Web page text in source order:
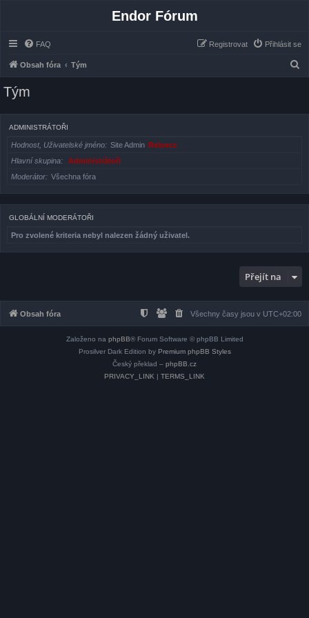
Endor Fórum
FAQ Přihlásit se
Registrovat
Obsah fóra Tým
d
Tým
ADMINISTRÁTOŘI
Hodnost, Uživatelské jméno Site Admin Reloecc
Hlavní skupina
Administrátoři
Moderátor
Všechna fóra
GLOBÁLNÍ MODERÁTOŘI
Pro zvolené kriteria nebyl nalezen žádný uživatel.
Přejít na
Obsah fóra Všechny časy jsou v UTC+02:00
Založeno na phpBB® Forum Software © phpBB Limited
Prosilver Dark Edition by Premium phpBB Styles
Český překlad – phpBB.cz
PRIVACY_LINK | TERMS_LINK